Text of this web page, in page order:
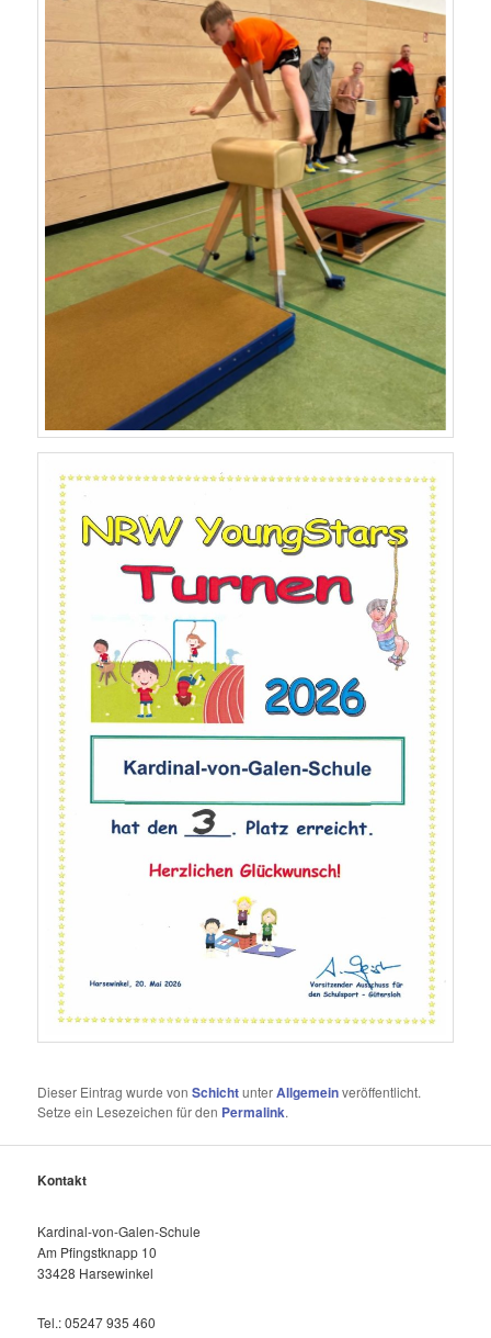
Dieser Eintrag wurde vonSchichtunterAllgemeinveröffentlicht.
Setze ein Lesezeichen für den Permalink.
Kontakt
Kardinal-von-Galen-Schule
Am Pfingstknapp 10
33428 Harsewinkel
Tel.: 05247 935 460